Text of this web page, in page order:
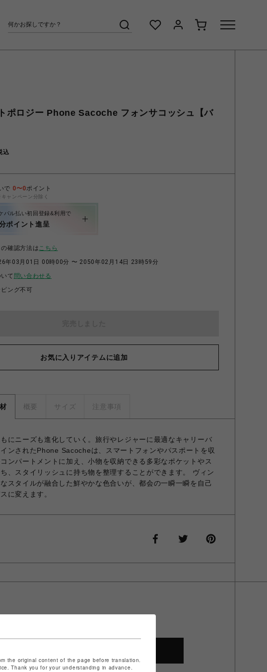
ポロジー Phone Sacoche フォンサコッシュ【バ
込
で 0〜0ポイント
ャンペーン分除く
パル払い初回登録&利用で
ポイント進呈
確認方法はこちら
年03月01日 00時00分 〜 2050年02月14日 23時59分
て 問い合わせる
ング不可
お気に入りアイテムに追加
概要 サイズ 注意事項
にニーズも進化していく。旅行やレジャーに最適なキャリーバ
ンされたPhone Sacocheは、スマートフォンやパスポートを収
ンパートメントに加え、小物を収納できる多彩なポケットやス
、スタイリッシュに持ち物を整理することができます。 ヴィン
スタイルが融合した鮮やかな色合いが、都会の一瞬一瞬を自己
に変えます。
the original content of the page before translation.
Thank you for your understanding in advance.